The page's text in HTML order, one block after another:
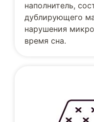
наполнитель,
дублирующего
нарушения
время сна.